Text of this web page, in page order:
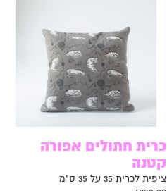
כרית חתולים אפורה
קטנה
ציפית לכרית 35 על 35 ס"מ